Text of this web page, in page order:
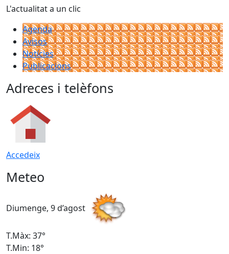
L'actualitat a un clic
Agenda
Avisos
Notícies
Publicacions
Adreces i telèfons
Accedeix
Meteo
Diumenge, 9 d’agost
T.Màx: 37°
T.Min: 18°